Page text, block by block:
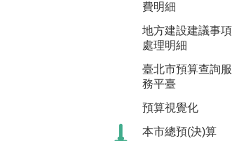
費明細
地方建設建議事項
處理明細
臺北市預算查詢服
務平臺
預算視覺化
本市總預(決)算